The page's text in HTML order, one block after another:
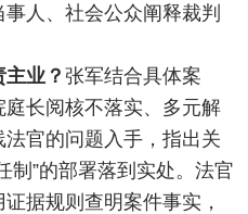
人、社会公众阐释裁判
业？ 张军结合具体案
长阅核不落实、多元解
官的问题入手，指出关
制”的部署落到实处。法官
据规则查明案件事实，